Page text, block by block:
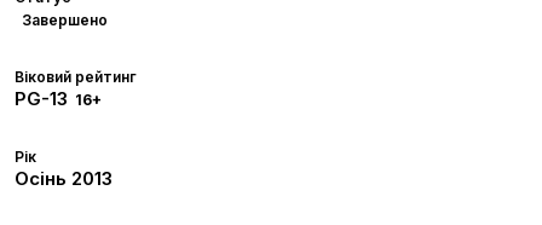
Завершено
Віковий рейтинг
PG-13 16+
Рік
Осінь 2013